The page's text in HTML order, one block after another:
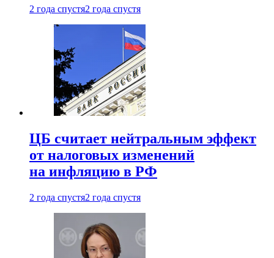
2 года спустя2 года спустя
ЦБ считает нейтральным эффект
от налоговых изменений
на инфляцию в РФ
2 года спустя2 года спустя